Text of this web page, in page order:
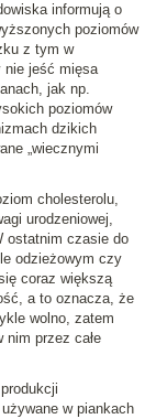
informują o
poziomów
z tym w
nie jeść mięsa
jak np.
poziomów
dzikich
„wiecznymi
cholesterolu,
urodzeniowej,
ostatnim czasie do
odzieżowym czy
coraz większą
a to oznacza, że
wolno, zatem
przez całe
w piankach